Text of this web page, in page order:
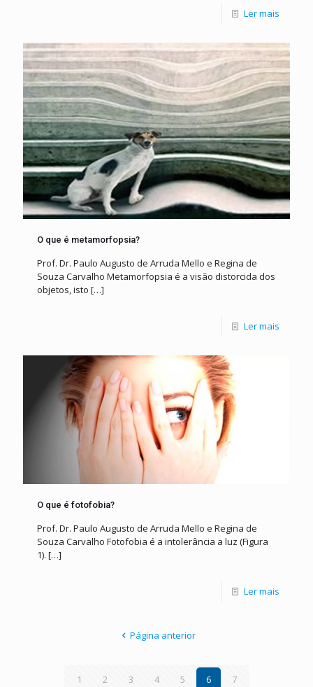
Ler mais
O que é metamorfopsia?
Prof. Dr. Paulo Augusto de Arruda Mello e Regina de
Souza Carvalho Metamorfopsia é a visão distorcida dos
objetos, isto […]
Ler mais
O que é fotofobia?
Prof. Dr. Paulo Augusto de Arruda Mello e Regina de
Souza Carvalho Fotofobia é a intolerância a luz (Figura
1). […]
Ler mais
Página anterior
1 2 3 4 5 6 7